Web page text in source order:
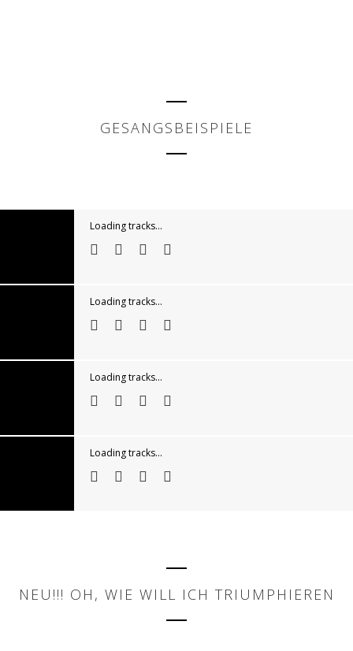
GESANGSBEISPIELE
Loading tracks...
Loading tracks...
Loading tracks...
Loading tracks...
NEU!!! OH, WIE WILL ICH TRIUMPHIEREN